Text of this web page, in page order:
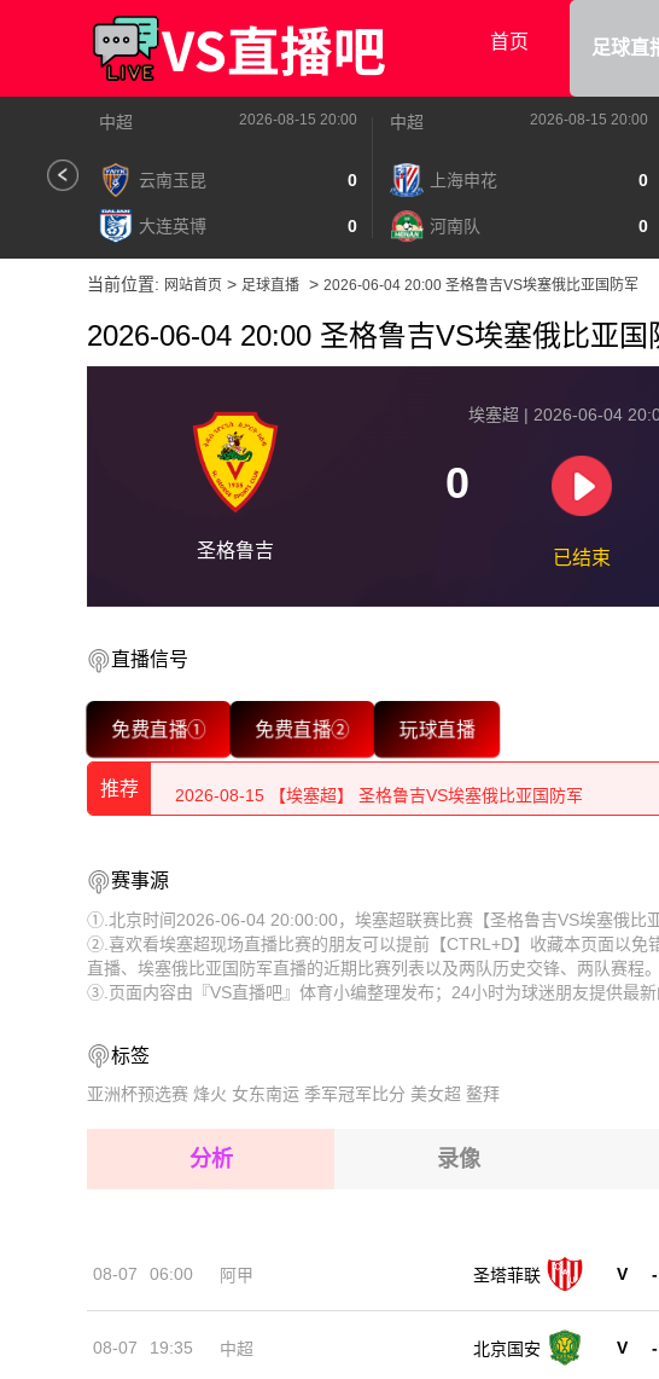
首页 足球直
中超 2026-08-15 20:00
云南玉昆 0
大连英博 0
中超 2026-08-15 20:00
上海申花 0
河南队 0
当前位置: 网站首页 > 足球直播 > 2026-06-04 20:00 圣格鲁吉VS埃塞俄比亚国防军
2026-06-04 20:00 圣格鲁吉VS埃塞俄比亚国
圣格鲁吉
埃塞超 | 2026-06-04
0
已结束
直播信号
免费直播① 免费直播② 玩球直播
推荐
2026-08-15 【埃塞超】 圣格鲁吉VS埃塞俄比亚国防军
2026-08-15 【埃塞超】 圣格鲁吉VS埃塞俄比亚国防军
2026-08-15 【埃塞超】 圣格鲁吉VS埃塞俄比亚国防军
2026-08-15 【埃塞超】 圣格鲁吉VS埃塞俄比亚国防军
2026-08-15 【埃塞超】 圣格鲁吉VS埃塞俄比亚国防军
2026-08-14 【埃塞超】 圣格鲁吉VS埃塞俄比亚国防军
2026-08-15 【埃塞超】 圣格鲁吉VS埃塞俄比亚国防军
2026-08-15 【埃塞超】 圣格鲁吉VS埃塞俄比亚国防军
2026-08-15 【埃塞超】 圣格鲁吉VS埃塞俄比亚国防军
2026-08-15 【埃塞超】 圣格鲁吉VS埃塞俄比亚国防军
2026-08-15 【埃塞超】 圣格鲁吉VS埃塞俄比亚国防军
2026-08-14 【埃塞超】 圣格鲁吉VS埃塞俄比亚国防军
赛事源
①.北京时间2026-06-04 20:00:00，埃塞超联赛比赛【圣格鲁吉VS埃塞俄比
②.喜欢看埃塞超现场直播比赛的朋友可以提前【CTRL+D】收藏本页面以免
直播、埃塞俄比亚国防军直播的近期比赛列表以及两队历史交锋、两队赛程。
③.页面内容由『VS直播吧』体育小编整理发布；24小时为球迷朋友提供最
标签
亚洲杯预选赛 烽火 女东南运 季军冠军比分 美女超 鳌拜
分析 录像
08-07 06:00 阿甲 圣塔菲联 V -
08-07 19:35 中超 北京国安 V -